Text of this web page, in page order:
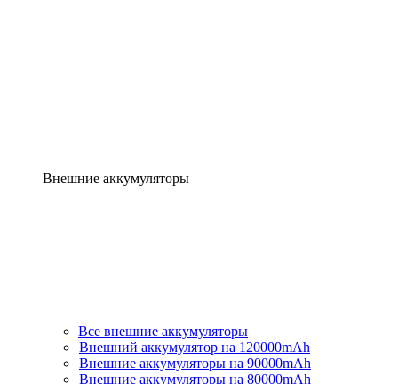
Внешние аккумуляторы
Все внешние аккумуляторы
Внешний аккумулятор на 120000mAh
Внешние аккумуляторы на 90000mAh
Внешние аккумуляторы на 80000mAh